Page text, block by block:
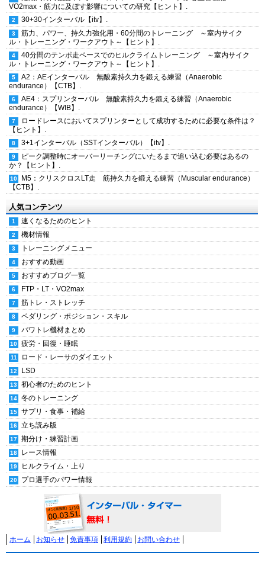
VO2max・筋力に及ぼす影響についての研究【ヒント】.
30+30インターバル【itv】.
筋力、パワー、持久力強化用・60分間のトレーニング ～室内サイク
ル・トレーニング・ワークアウト～【ヒント】.
40分間のテンポ走ペースでのヒルクライムトレーニング ～室内サイク
ル・トレーニング・ワークアウト～【ヒント】.
A2：AEインターバル 無酸素持久力を鍛える練習（Anaerobic
endurance）【CTB】.
AE4：スプリンターバル 無酸素持久力を鍛える練習（Anaerobic
endurance）【WIB】.
ロードレースにおいてスプリンターとして成功するために必要な条件は？
【ヒント】.
3+1インターバル（SSTインターバル）【itv】.
ピーク調整時にオーバーリーチングにいたるまで追い込む必要はあるの
か？【ヒント】.
M5：クリスクロスLT走 筋持久力を鍛える練習（Muscular endurance）
【CTB】.
人気コンテンツ
速くなるためのヒント
機材情報
トレーニングメニュー
おすすめ動画
おすすめブログ一覧
FTP・LT・VO2max
筋トレ・ストレッチ
ペダリング・ポジション・スキル
パワトレ機材まとめ
疲労・回復・睡眠
ロード・レーサのダイエット
LSD
初心者のためのヒント
冬のトレーニング
サプリ・食事・補給
立ち読み版
期分け・練習計画
レース情報
ヒルクライム・上り
プロ選手のパワー情報
ホーム お知らせ 免責事項 利用規約 お問い合わせ